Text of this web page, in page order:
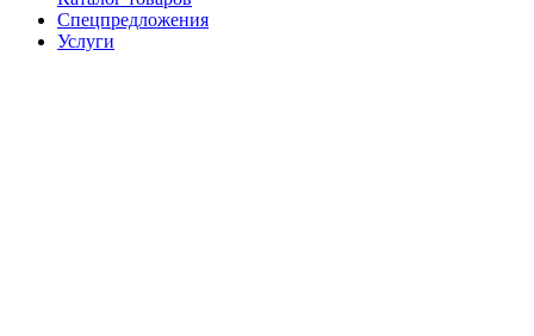
Спецпредложения
Услуги